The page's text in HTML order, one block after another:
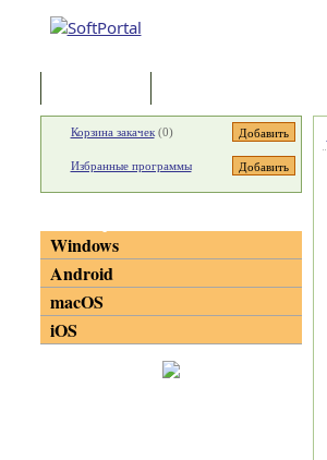
Корзина закачек(0)
Избранные программы
Windows
Android
macOS
iOS